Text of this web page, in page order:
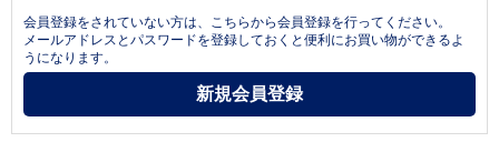
会員登録をされていない方は、こちらから会員登録を行ってください。
メールアドレスとパスワードを登録しておくと便利にお買い物ができるよ
うになります。